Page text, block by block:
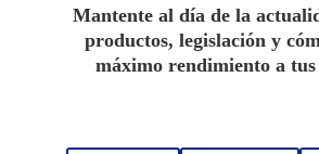
Mantente al día de la
productos, legislación y
máximo rendimiento a tus